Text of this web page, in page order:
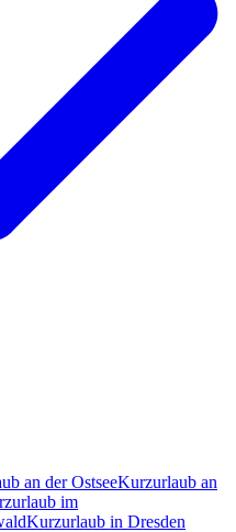
an der OstseeKurzurlaub an
im
Kurzurlaub in Dresden